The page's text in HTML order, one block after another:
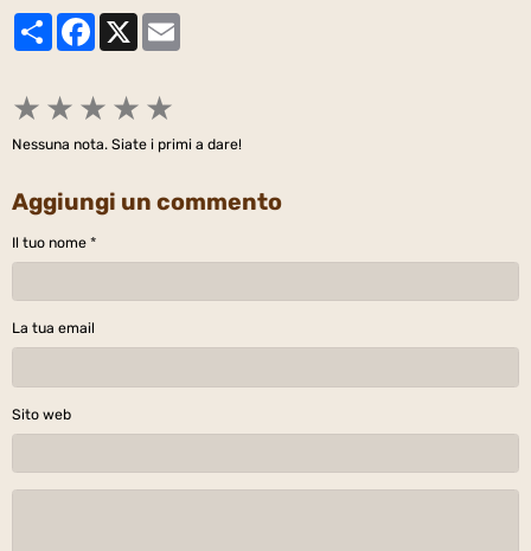
PartagerFacebook
X
★ ★ ★ ★ ★
Nessuna nota. Siate i primi a dare!
Aggiungi un commento
Il tuo nome
La tua email
Sito web